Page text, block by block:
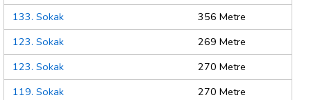
133. Sokak
356 Metre
123. Sokak
269 Metre
123. Sokak
270 Metre
119. Sokak
270 Metre